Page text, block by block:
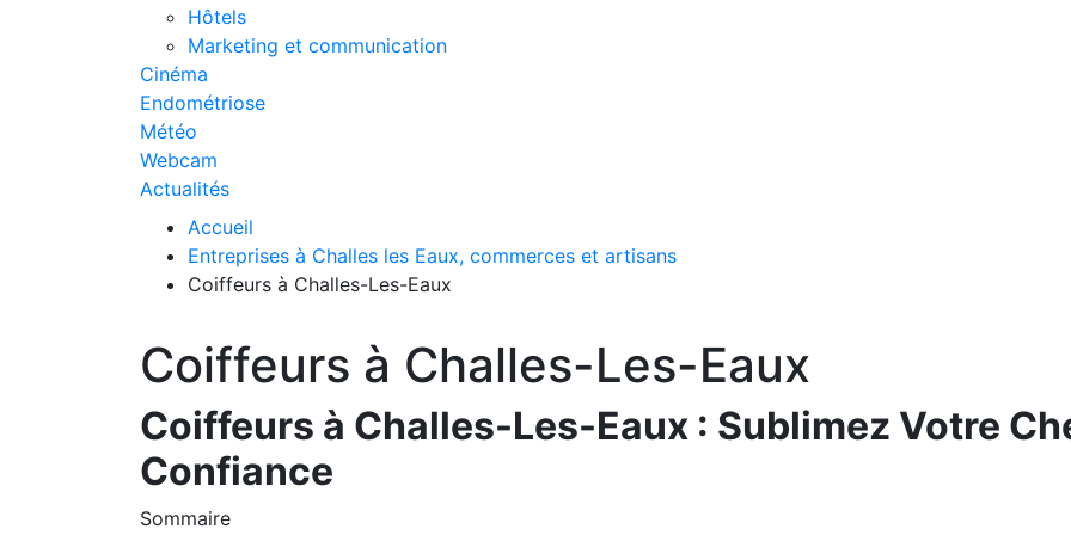
Hôtels
Marketing et communication
Cinéma
Endométriose
Météo
Webcam
Actualités
Accueil
Entreprises à Challes les Eaux, commerces et artisans
Coiffeurs à Challes-Les-Eaux
Coiffeurs à Challes-Les-Eaux
Coiffeurs à Challes-Les-Eaux : Sublimez Votre
Confiance
Sommaire